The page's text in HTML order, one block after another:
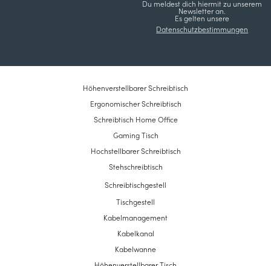
Du meldest dich hiermit zu unserem
Newsletter an.
Es gelten unsere
Datenschutzbestimmungen
Höhenverstellbarer Schreibtisch
Ergonomischer Schreibtisch
Schreibtisch Home Office
Gaming Tisch
Hochstellbarer Schreibtisch
Stehschreibtisch
Schreibtischgestell
Tischgestell
Kabelmanagement
Kabelkanal
Kabelwanne